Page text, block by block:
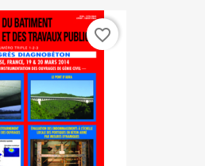
favorite_border